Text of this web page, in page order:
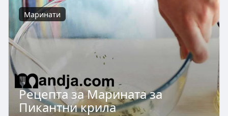
Маринати
Рецепта за Марината за
Пикантни крила